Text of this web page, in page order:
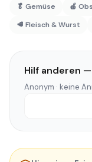
🥬 Gemüse 🍎
🥩 Fleisch & Wurst
Hilf anderen
Anonym · keine